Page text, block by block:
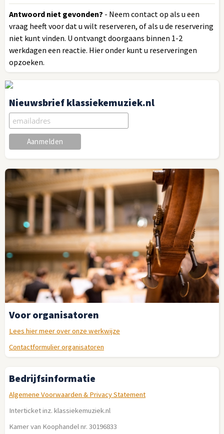
Antwoord niet gevonden? - Neem contact op als u een
vraag heeft voor dat u wilt reserveren, of als u de reservering
niet kunt vinden. U ontvangt doorgaans binnen 1-2
werkdagen een reactie. Hier onder kunt u reserveringen
opzoeken.
Nieuwsbrief klassiekemuziek.nl
Voor organisatoren
Lees hier meer over onze werkwijze
Contactformulier organisatoren
Bedrijfsinformatie
Algemene Voorwaarden & Privacy Statement
Interticket inz. klassiekemuziek.nl
Kamer van Koophandel nr. 30196833